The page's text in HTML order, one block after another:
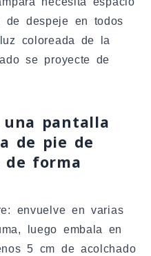
despeje en todos
coloreada de la
se proyecte de
una pantalla
de pie de
de forma
envuelve en varias
luego embala en
5 cm de acolchado